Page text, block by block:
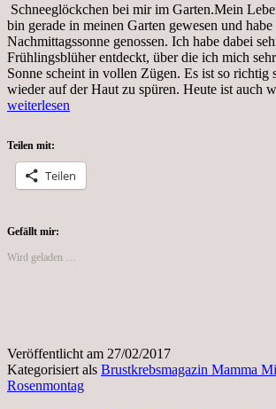
Schneeglöckchen bei mir im Garten.Mein
bin gerade in meinen Garten gewesen und habe
Nachmittagssonne genossen. Ich habe dabei
Frühlingsblüher entdeckt, über die ich mich
Sonne scheint in vollen Zügen. Es ist so richtig
wieder auf der Haut zu spüren. Heute ist
weiterlesen
Teilen mit:
Teilen
Gefällt mir:
Wird geladen …
Veröffentlicht am 27/02/2017
Kategorisiert als Brustkrebsmagazin Mamma
Rosenmontag